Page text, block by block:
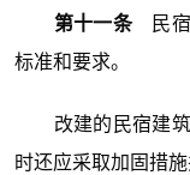
第十一条
民
标准和要求。
改建的民宿建筑
时还应采取加固措